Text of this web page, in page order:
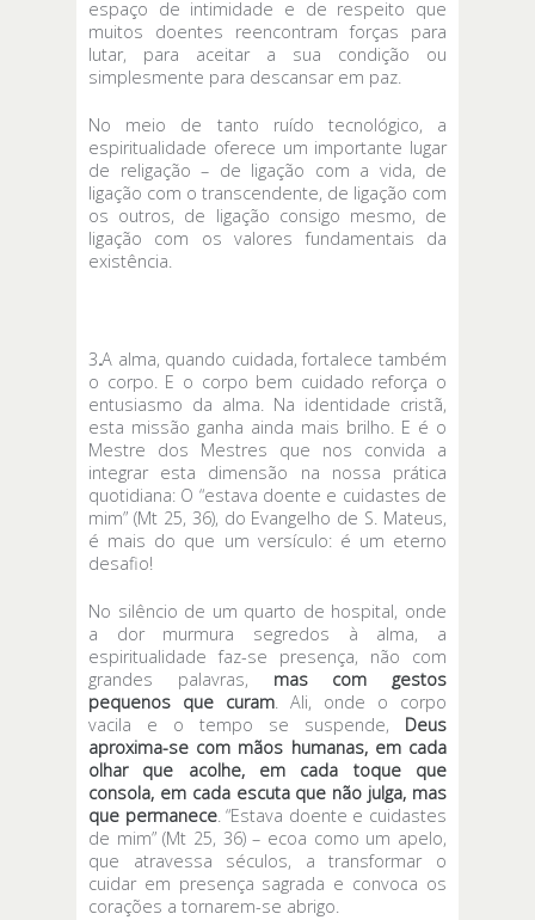
espaço de intimidade e de respeito que
muitos doentes reencontram forças para
lutar, para aceitar a sua condição ou
simplesmente para descansar em paz.
No meio de tanto ruído tecnológico, a
espiritualidade oferece um importante lugar
de religação – de ligação com a vida, de
ligação com o transcendente, de ligação com
os outros, de ligação consigo mesmo, de
ligação com os valores fundamentais da
existência.
3.A alma, quando cuidada, fortalece também
o corpo. E o corpo bem cuidado reforça o
entusiasmo da alma. Na identidade cristã,
esta missão ganha ainda mais brilho. E é o
Mestre dos Mestres que nos convida a
integrar esta dimensão na nossa prática
quotidiana: O “estava doente e cuidastes de
mim” (Mt 25, 36), do Evangelho de S. Mateus,
é mais do que um versículo: é um eterno
desafio!
No silêncio de um quarto de hospital, onde
a dor murmura segredos à alma, a
espiritualidade faz-se presença, não com
grandes palavras, mas com gestos
pequenos que curam. Ali, onde o corpo
vacila e o tempo se suspende, Deus
aproxima-se com mãos humanas, em cada
olhar que acolhe, em cada toque que
consola, em cada escuta que não julga, mas
que permanece. “Estava doente e cuidastes
de mim” (Mt 25, 36) – ecoa como um apelo,
que atravessa séculos, a transformar o
cuidar em presença sagrada e convoca os
corações a tornarem-se abrigo.